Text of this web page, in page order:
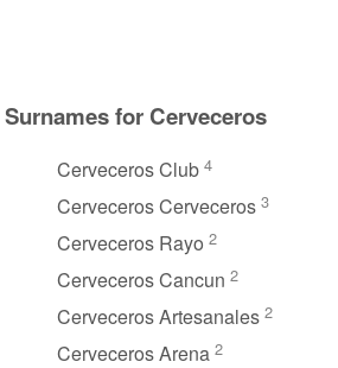
Surnames for Cerveceros
Cerveceros Club 4
Cerveceros Cerveceros 3
Cerveceros Rayo 2
Cerveceros Cancun 2
Cerveceros Artesanales 2
Cerveceros Arena 2